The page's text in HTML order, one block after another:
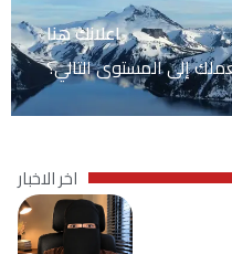
اعلانك هنا
إلى المستوى التالي؟
اخر الاخبار